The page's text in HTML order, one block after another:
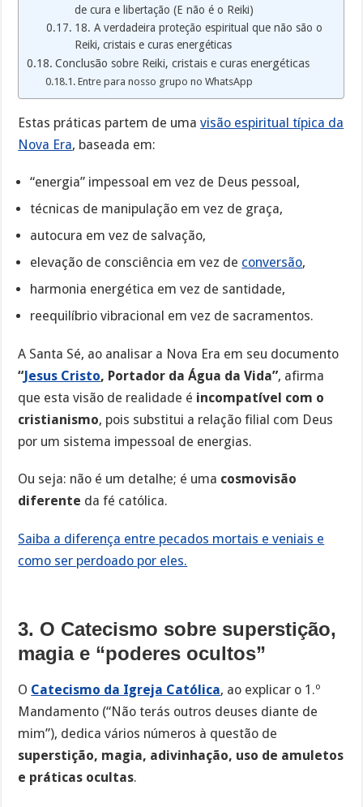
de cura e libertação (E não é o Reiki)
18. A verdadeira proteção espiritual que não são o
Reiki, cristais e curas energéticas
Conclusão sobre Reiki, cristais e curas energéticas
Entre para nosso grupo no WhatsApp
Estas práticas partem de umavisão espiritual típica da
Nova Era, baseada em:
“energia” impessoal em vez de Deus pessoal,
técnicas de manipulação em vez de graça,
autocura em vez de salvação,
elevação de consciência em vez de conversão,
harmonia energética em vez de santidade,
reequilíbrio vibracional em vez de sacramentos.
A Santa Sé, ao analisar a Nova Era em seu documento
“Jesus Cristo, Portador da Água da Vida”, afirma
que esta visão de realidade é incompatível com o
cristianismo, pois substitui a relação filial com Deus
por um sistema impessoal de energias.
Ou seja: não é um detalhe; é uma cosmovisão
diferente da fé católica.
Saiba a diferença entre pecados mortais e veniais e
como ser perdoado por eles.
3. O Catecismo sobre superstição,
magia e “poderes ocultos”
O Catecismo da Igreja Católica, ao explicar o 1.º
Mandamento (“Não terás outros deuses diante de
mim”), dedica vários números à questão de
superstição, magia, adivinhação, uso de amuletos
e práticas ocultas.